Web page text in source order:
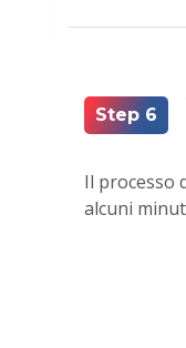
Step 6
Il processo
alcuni